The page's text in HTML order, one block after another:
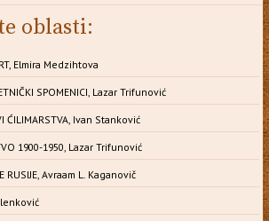
oblasti:
Elmira Medzihtova
SPOMENICI, Lazar Trifunović
ĆILIMARSTVA, Ivan Stanković
1900-1950, Lazar Trifunović
RUSIJE, Avraam L. Kaganovič